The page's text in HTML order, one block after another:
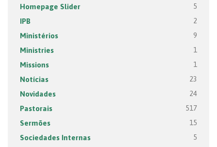
Homepage Slider 5
IPB 2
Ministérios 9
Ministries 1
Missions 1
Notícias 23
Novidades 24
Pastorais 517
Sermões 15
Sociedades Internas 5